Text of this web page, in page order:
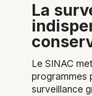
La
Le SINAC
programmes
surveillance